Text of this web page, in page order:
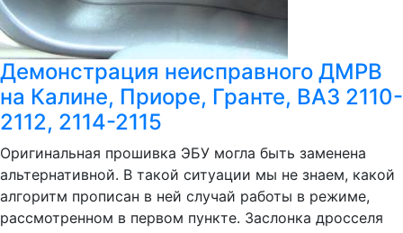
Демонстрация неисправного ДМРВ
на Калине, Приоре, Гранте, ВАЗ 2110-
2112, 2114-2115
Оригинальная прошивка ЭБУ могла быть заменена
альтернативной. В такой ситуации мы не знаем, какой
алгоритм прописан в ней случай работы в режиме,
рассмотренном в первом пункте. Заслонка дросселя